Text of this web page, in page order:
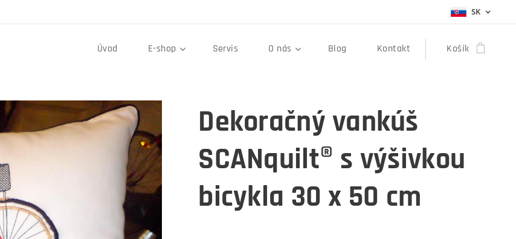
SK
Úvod E-shop Servis O nás Blog Kontakt Košík
Dekoračný vankúš
SCANquilt® s výšivkou
bicykla 30 x 50 cm